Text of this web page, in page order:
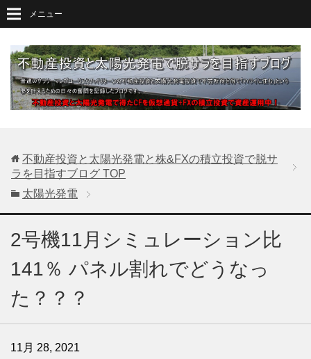
メニュー
不動産投資と太陽光発電と株&FXの積立投資で脱サ
ラを目指すブログ TOP
太陽光発電
2号機11月シミュレーション比
141％ パネル割れでどうなっ
た？？？
11月 28, 2021